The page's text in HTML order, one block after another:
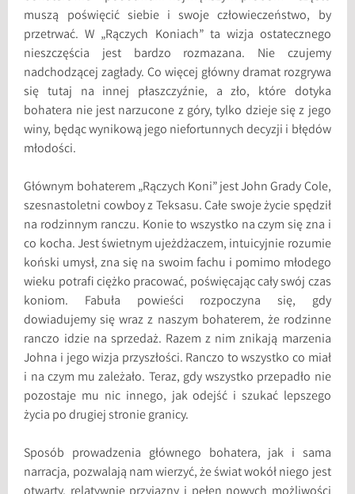
muszą poświęcić siebie i swoje człowieczeństwo, by
przetrwać. W „Rączych Koniach” ta wizja ostatecznego
nieszczęścia jest bardzo rozmazana. Nie czujemy
nadchodzącej zagłady. Co więcej główny dramat rozgrywa
się tutaj na innej płaszczyźnie, a zło, które dotyka
bohatera nie jest narzucone z góry, tylko dzieje się z jego
winy, będąc wynikową jego niefortunnych decyzji i błędów
młodości.
Głównym bohaterem „Rączych Koni” jest John Grady Cole,
szesnastoletni cowboy z Teksasu. Całe swoje życie spędził
na rodzinnym ranczu. Konie to wszystko na czym się zna i
co kocha. Jest świetnym ujeżdżaczem, intuicyjnie rozumie
koński umysł, zna się na swoim fachu i pomimo młodego
wieku potrafi ciężko pracować, poświęcając cały swój czas
koniom. Fabuła powieści rozpoczyna się, gdy
dowiadujemy się wraz z naszym bohaterem, że rodzinne
ranczo idzie na sprzedaż. Razem z nim znikają marzenia
Johna i jego wizja przyszłości. Ranczo to wszystko co miał
i na czym mu zależało. Teraz, gdy wszystko przepadło nie
pozostaje mu nic innego, jak odejść i szukać lepszego
życia po drugiej stronie granicy.
Sposób prowadzenia głównego bohatera, jak i sama
narracja, pozwalają nam wierzyć, że świat wokół niego jest